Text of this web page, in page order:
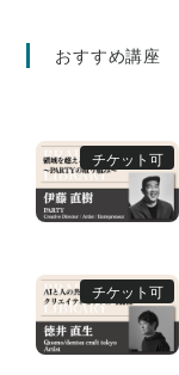
おすすめ講座
チケット可
チケット可